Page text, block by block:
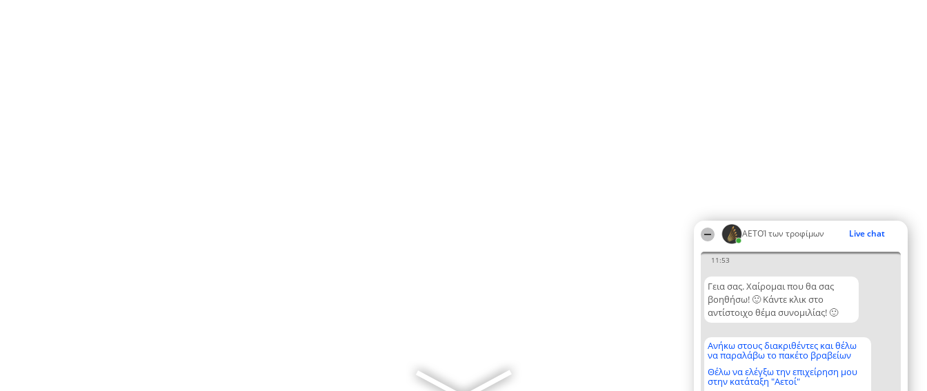
ΑΕΤΟΊ των τροφίμων Live chat
11:53
Γεια σας. Χαίρομαι που θα σας
βοηθήσω! 🙂 Κάντε κλικ στο
αντίστοιχο θέμα συνομιλίας! 🙂
Ανήκω στους διακριθέντες και θέλω
να παραλάβω το πακέτο βραβείων
Θέλω να ελέγξω την επιχείρηση μου
στην κατάταξη "Αετοί"